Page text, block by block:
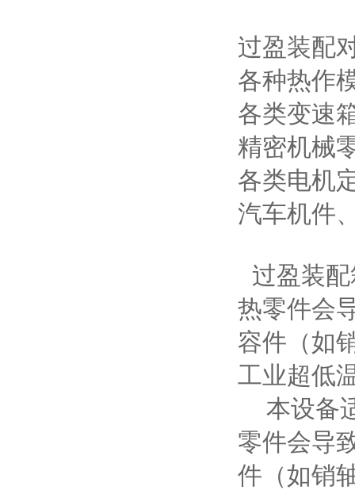
过盈装配
各种热作
各类变速
精密机械
各类电机
汽车机件
过盈装
热零件会
容件（如
工业超低
本设备
零件会导
件（如销